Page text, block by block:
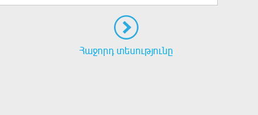
Հաջորդ տեսությունը